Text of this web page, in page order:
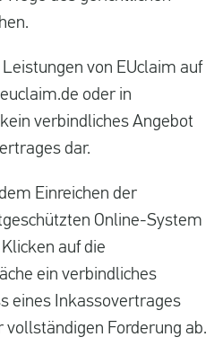
von EUclaim auf
oder in
verbindliches Angebot
dar.
Einreichen der
Online-System
auf die
ein verbindliches
eines Inkassovertrages
vollständigen Forderung ab.